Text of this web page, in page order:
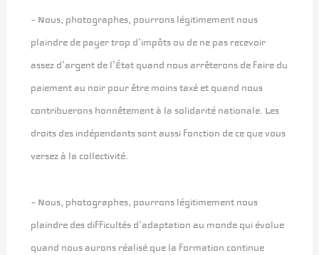
– Nous, photographes, pourrons légitimement nous
plaindre de payer trop d’impôts ou de ne pas recevoir
assez d’argent de l’État quand nous arrêterons de faire du
paiement au noir pour être moins taxé et quand nous
contribuerons honnêtement à la solidarité nationale. Les
droits des indépendants sont aussi fonction de ce que vous
versez à la collectivité.
– Nous, photographes, pourrons légitimement nous
plaindre des difficultés d’adaptation au monde qui évolue
quand nous aurons réalisé que la formation continue